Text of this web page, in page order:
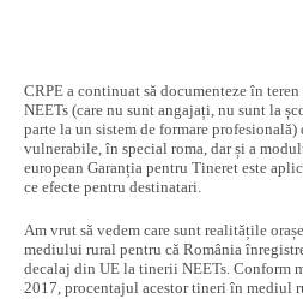
CRPE a continuat să documenteze în
NEETs (care nu sunt angajați, nu sunt la
parte la un sistem de formare
vulnerabile, în special roma, dar și a
european Garanția pentru Tineret este
ce efecte pentru destinatari.
Am vrut să vedem care sunt realitățile
mediului rural pentru că România
decalaj din UE la tinerii NEETs. Conform
2017, procentajul acestor tineri în mediul